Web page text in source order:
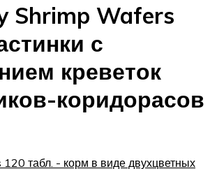
Shrimp Wafers
с
креветок
коридорасов
табл. - корм в виде двухцветных